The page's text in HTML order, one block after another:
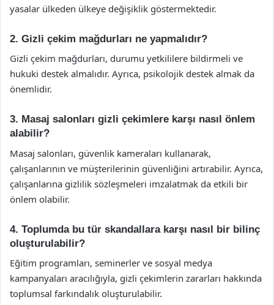
yasalar ülkeden ülkeye değişiklik göstermektedir.
2. Gizli çekim mağdurları ne yapmalıdır?
Gizli çekim mağdurları, durumu yetkililere bildirmeli ve
hukuki destek almalıdır. Ayrıca, psikolojik destek almak da
önemlidir.
3. Masaj salonları gizli çekimlere karşı nasıl önlem
alabilir?
Masaj salonları, güvenlik kameraları kullanarak,
çalışanlarının ve müşterilerinin güvenliğini artırabilir. Ayrıca,
çalışanlarına gizlilik sözleşmeleri imzalatmak da etkili bir
önlem olabilir.
4. Toplumda bu tür skandallara karşı nasıl bir bilinç
oluşturulabilir?
Eğitim programları, seminerler ve sosyal medya
kampanyaları aracılığıyla, gizli çekimlerin zararları hakkında
toplumsal farkındalık oluşturulabilir.